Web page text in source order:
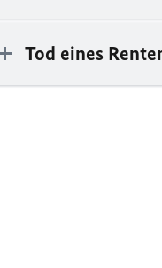
Tod eines